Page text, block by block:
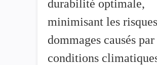
durabilité optimale,
minimisant les
dommages causés par
conditions